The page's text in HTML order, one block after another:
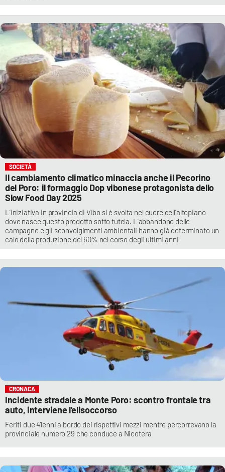
SOCIETÀ
Il cambiamento climatico minaccia anche il Pecorino
del Poro: il formaggio Dop vibonese protagonista dello
Slow Food Day 2025
L’iniziativa in provincia di Vibo si è svolta nel cuore dell’altopiano
dove nasce questo prodotto sotto tutela. L’abbandono delle
campagne e gli sconvolgimenti ambientali hanno già determinato un
calo della produzione del 60% nel corso degli ultimi anni
CRONACA
Incidente stradale a Monte Poro: scontro frontale tra
auto, interviene l'elisoccorso
Feriti due 41enni a bordo dei rispettivi mezzi mentre percorrevano la
provinciale numero 29 che conduce a Nicotera